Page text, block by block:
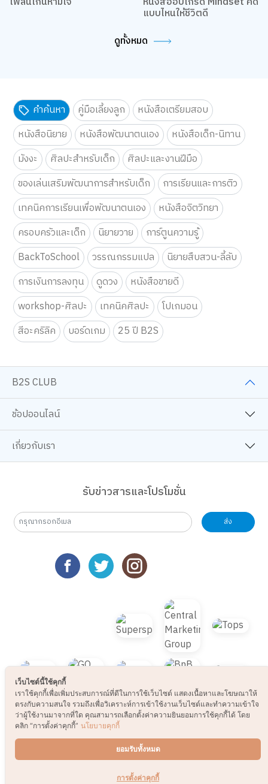
แบบไหนให้ชีวิตดี
ดูทั้งหมด
คำค้นหา คู่มือเลี้ยงลูก
หนังสือเตรียมสอบ
หนังสือนิยาย
หนังสือพัฒนาตนเอง
หนังสือเด็ก-นิทาน
มังงะ
ศิลปะสำหรับเด็ก
ศิลปะและงานฝีมือ
ของเล่นเสริมพัฒนาการสำหรับเด็ก
การเรียนและการติว
เทคนิคการเรียนเพื่อพัฒนาตนเอง
หนังสือจิตวิทยา
ครอบครัวและเด็ก
นิยายวาย
การ์ตูนความรู้
BackToSchool
วรรณกรรมแปล
นิยายสืบสวน-ลี้ลับ
การเงินการลงทุน
ดูดวง
หนังสือขายดี
workshop-ศิลปะ
เทคนิคศิลปะ
โปเกมอน
สีอะคริลิค
บอร์ดเกม 25 ปี B2S
ช้อปออนไลน์
เกี่ยวกับเรา
รับข่าวสารและโปรโมชั่น
ส่ง
เว็บไซต์นี้ใช้คุกกี้
ว่าผู้ใช้งานมาจากที่ใด คุณสามารถเลือกตั้งค่าความยินยอมการใช้คุกกี้ได้ โดย
ยอมรับทั้งหมด
การตั้งค่าคุกกี้